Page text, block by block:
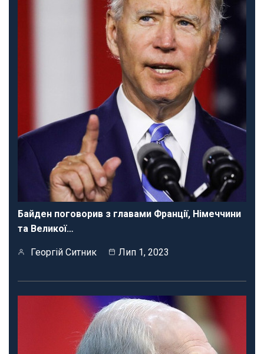
Байден поговорив з главами Франції, Німеччини
та Великої…
Георгій Ситник Лип 1, 2023